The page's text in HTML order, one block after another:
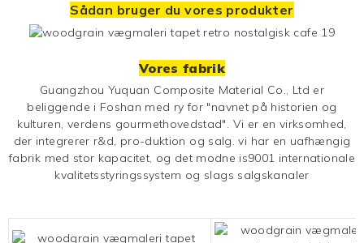
Sådan bruger du vores produkter
Vores fabrik
Guangzhou Yuquan Composite Material Co., Ltd er
beliggende i Foshan med ry for "navnet på historien og
kulturen, verdens gourmethovedstad". Vi er en virksomhed,
der integrerer r&d, pro-duktion og salg. vi har en uafhængig
fabrik med stor kapacitet, og det modne is9001 internationale
kvalitetsstyringssystem og slags salgskanaler